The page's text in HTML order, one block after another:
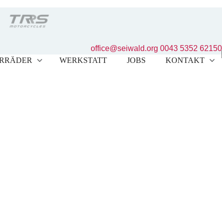
office@seiwald.org 0043 5352 62150
WERKSTATT JOBS KONTAKT